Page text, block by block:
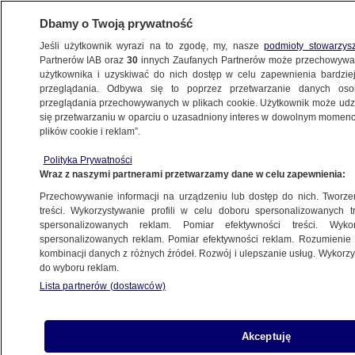
ŚWIAT
tysięcy żołnierzy. "W sposób,
który wzmocni NATO"
29.07.2020, 19:29
Udostępnij
z Niemiec 11,9 tysiąca stacjonujących tam
żołnierzy. Spośród nich 5,6 tysiąca
Dbamy o Twoją prywatność
Jeśli użytkownik wyrazi na to zgodę, my, naszepodmioty
Partnerów IAB oraz30 innych Zaufanych Partnerów może
użytkownika i uzyskiwać do nich dostęp w celu zapewnienia
przeglądania. Odbywa się to poprzez przetwarzanie danych
przeglądania przechowywanych w plikach cookie. Użytkownik może
się przetwarzaniu w oparciu o uzasadniony interes w dowolnym
plików cookie i reklam”.
Polityka Prywatności
Wraz z naszymi partnerami przetwarzamy dane w celu zapewnienia:
Przechowywanie informacji na urządzeniu lub dostęp do nich.
treści. Wykorzystywanie profili w celu doboru spersonalizowanych
spersonalizowanych reklam. Pomiar efektywności treści.
spersonalizowanych reklam. Pomiar efektywności reklam.
kombinacji danych z różnych źródeł. Rozwój i ulepszanie usług.
do wyboru reklam.
Lista partnerów (dostawców)
Akceptuję